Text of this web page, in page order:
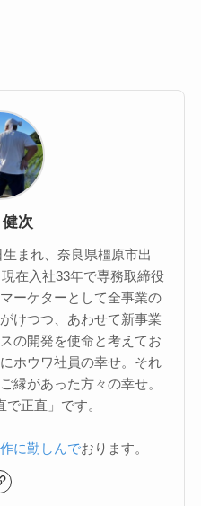
次
まれ、奈良県橿原市出
在入社33年で専務取締役
ーケターとして全事業の
けつつ、あわせて新事業
の開発を使命と考えてお
ホウワ社員の幸せ。それ
縁があった方々の幸せ。
正直」です。
に勤しんでおります。